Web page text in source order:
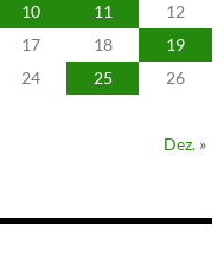
10 11
12
17 18
19
24 25
26
Dez. »